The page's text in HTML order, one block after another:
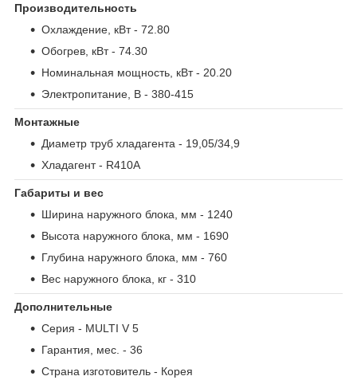
Производительность
Охлаждение, кВт- 72.80
Обогрев, кВт- 74.30
Номинальная мощность, кВт- 20.20
Электропитание, В - 380-415
Монтажные
Диаметр труб хладагента - 19,05/34,9
Хладагент- R410A
Габариты и вес
Ширина наружного блока, мм - 1240
Высота наружного блока, мм - 1690
Глубина наружного блока, мм - 760
Вес наружного блока, кг - 310
Дополнительные
Серия - MULTI V 5
Гарантия, мес. - 36
Страна изготовитель - Корея